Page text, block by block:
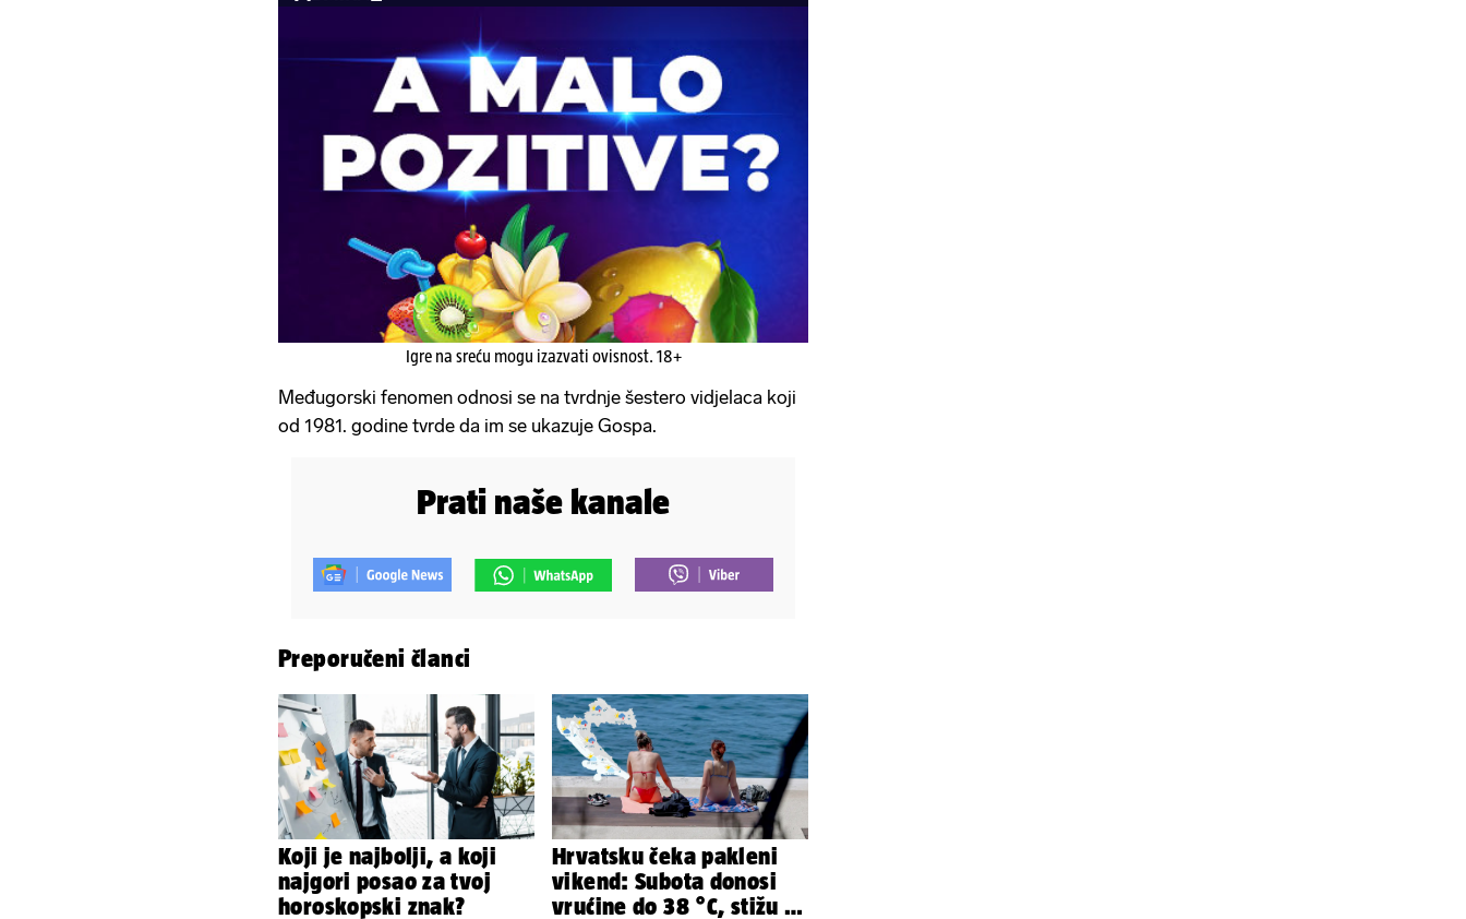
Igre na sreću mogu izazvati ovisnost. 18+
Međugorski fenomen odnosi se na tvrdnje šestero vidjelaca koji
od 1981. godine tvrde da im se ukazuje Gospa.
Prati naše kanale
Preporučeni članci
Koji je najbolji, a koji
najgori posao za tvoj
horoskopski znak?
Hrvatsku čeka pakleni
vikend: Subota donosi
vrućine do 38 °C, stižu i